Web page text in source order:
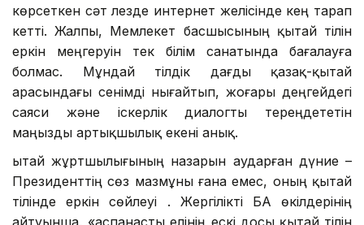
көрсеткен сәт лезде интернет желісінде кең тарап
кетті. Жалпы, Мемлекет басшысының қытай тілін
еркін меңгеруін тек білім санатында бағалауға
болмас. Мұндай тілдік дағды қазақ-қытай
арасындағы сенімді нығайтып, жоғары деңгейдегі
саяси және іскерлік диалогты тереңдететін
маңызды артықшылық екені анық.
Қытай жұртшылығының назарын аударған дүние –
Президенттің сөз мазмұны ғана емес, оның қытай
тілінде еркін сөйлеуі . Жергілікті БАҚ өкілдерінің